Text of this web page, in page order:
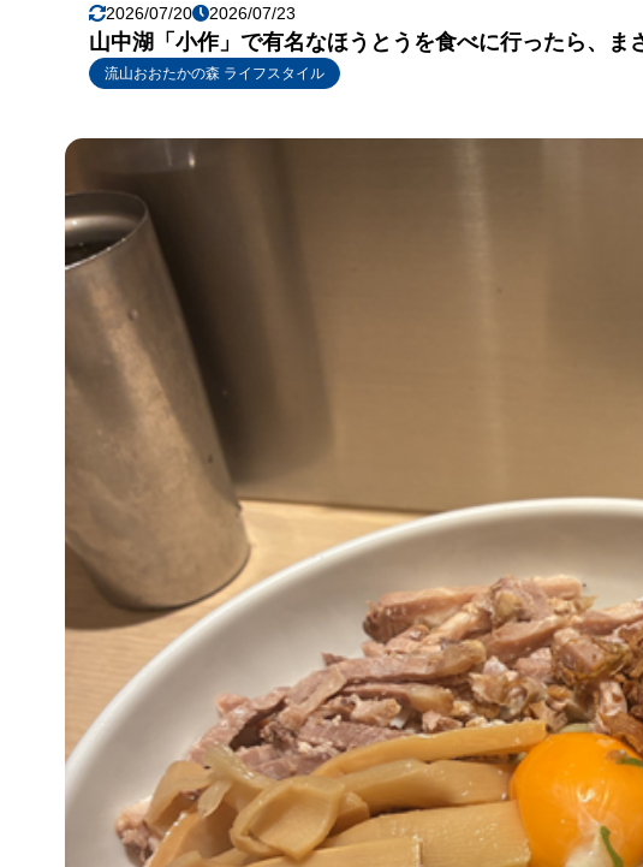
2026/07/20 2026/07/23
山中湖「小作」で有名なほうとうを食べに行ったら、ま
流山おおたかの森 ライフスタイル